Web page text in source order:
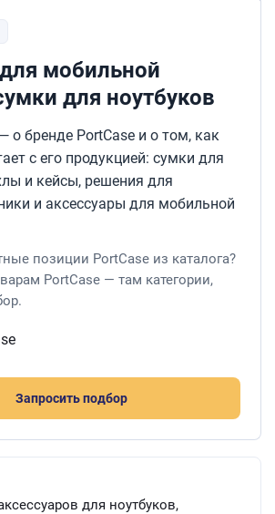
мобильной
для ноутбуков
о бренде PortCase и о том, как
с его продукцией: сумки для
и кейсы, решения для
и аксессуары для мобильной
позиции PortCase из каталога?
PortCase — там категории,
Запросить подбор
для ноутбуков,